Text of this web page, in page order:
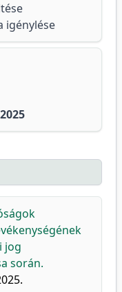
igénylése
jog
során.